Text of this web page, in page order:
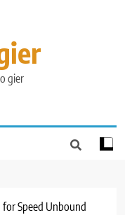
gier
Speed Unbound